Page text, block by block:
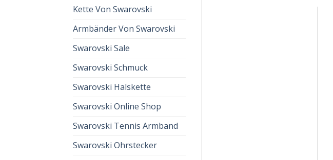
Kette Von Swarovski
Armbänder Von Swarovski
Swarovski Sale
Swarovski Schmuck
Swarovski Halskette
Swarovski Online Shop
Swarovski Tennis Armband
Swarovski Ohrstecker